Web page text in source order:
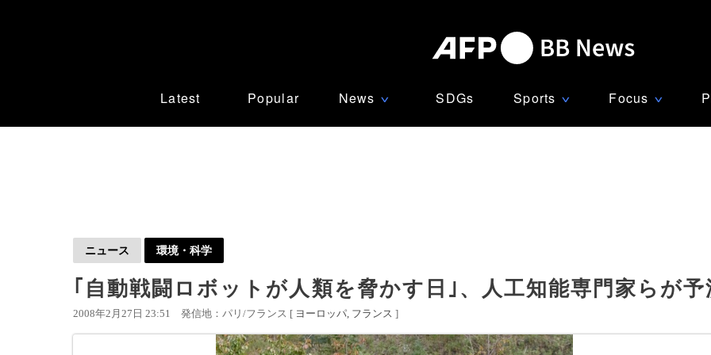
Latest Popular News ∨ SDGs Sports ∨ Focus ∨
ニュース 環境・科学
｢自動戦闘ロボットが人類を脅かす日｣、人工知能専門家らが予
2008年2月27日 23:51 発信地：パリ/フランス [ ヨーロッパ フランス ]